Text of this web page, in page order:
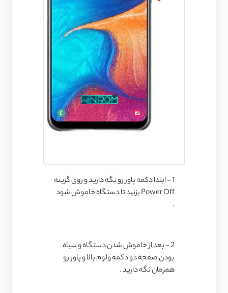
1 - ابتدا دکمه پاور رو نگه دارید و روی گزینه
Power Off بزنید تا دستگاه خاموش شود
.
2 - بعد از خاموش شدن دستگاه و سیاه
بودن صفحه دو دکمه ولوم بالا و پاور رو
همزمان نگه دارید .